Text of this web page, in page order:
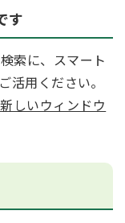
す
索に、スマート
活用ください。
しいウィンドウ